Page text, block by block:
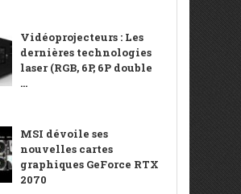
Vidéoprojecteurs : Les
dernières technologies
laser (RGB, 6P, 6P double
...
MSI dévoile ses
nouvelles cartes
graphiques GeForce RTX
2070